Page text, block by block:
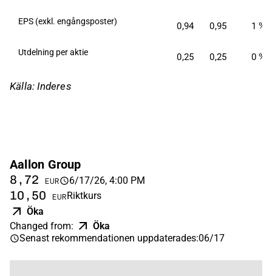
EPS (exkl. engångsposter) 0,94 0,95 1 %
Utdelning per aktie 0,25 0,25 0 %
Källa: Inderes
Aallon Group
8,72 EUR 6/17/26, 4:00 PM
10,50 EURRiktkurs
Öka
Changed from:
Öka
Senast rekommendationen uppdaterades:06/17